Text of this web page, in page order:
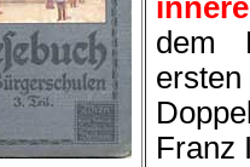
dem
Franz